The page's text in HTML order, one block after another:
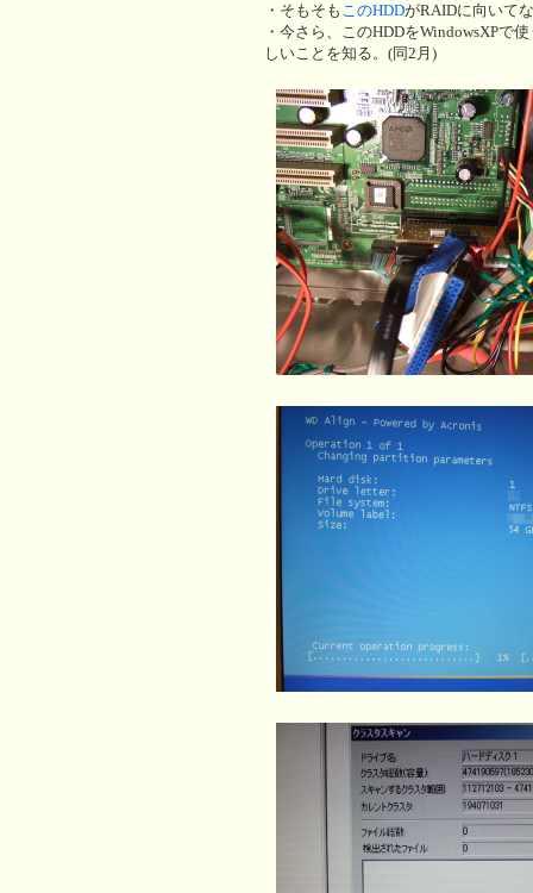
・そもそも このHDDがRAIDに向いて
・今さら、このHDDをWindowsXPで
しいことを知る。(同2月)